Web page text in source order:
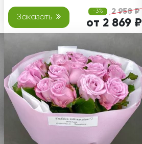
Заказать
-3% 2 958 ₽
от 2 869 ₽